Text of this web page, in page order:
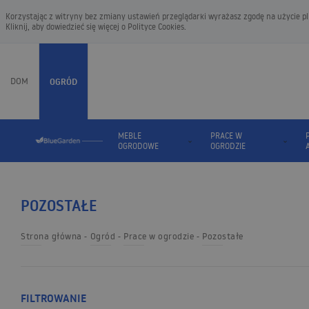
Korzystając z witryny bez zmiany ustawień przeglądarki wyrażasz zgodę na użycie
Kliknij, aby dowiedzieć się więcej o Polityce Cookies.
DOM OGRÓD
MEBLE
OGRODOWE
PRACE W
OGRODZIE
POZOSTAŁE
Strona główna Ogród Prace w ogrodzie Pozostałe
FILTROWANIE